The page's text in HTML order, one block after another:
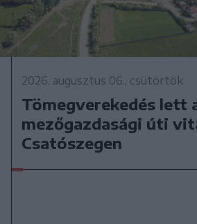
2026. augusztus 06., csütörtök
Tömegverekedés lett
mezőgazdasági úti
Csatószegen